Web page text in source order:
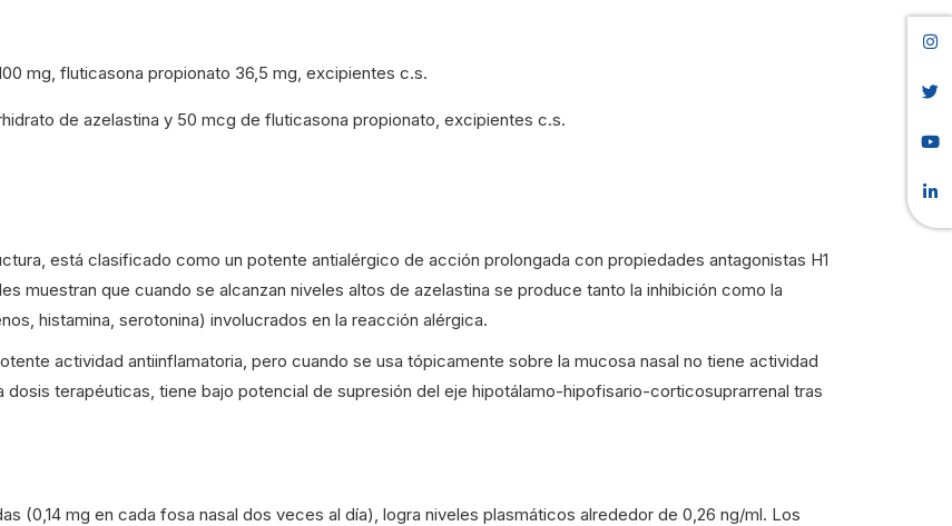
mg, fluticasona propionato 36,5 mg, excipientes c.s.
de azelastina y 50 mcg de fluticasona propionato, excipientes c.s.
está clasificado como un potente antialérgico de acción prolongada con propiedades antagonistas H1
muestran que cuando se alcanzan niveles altos de azelastina se produce tanto la inhibición como la
histamina, serotonina) involucrados en la reacción alérgica.
actividad antiinflamatoria, pero cuando se usa tópicamente sobre la mucosa nasal no tiene actividad
terapéuticas, tiene bajo potencial de supresión del eje hipotálamo-hipofisario-corticosuprarrenal tras
(0,14 mg en cada fosa nasal dos veces al día), logra niveles plasmáticos alrededor de 0,26 ng/ml. Los